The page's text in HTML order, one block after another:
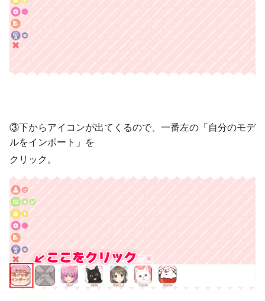
③下からアイコンが出てくるので、一番左の「自分のモデ
ルをインポート」を
クリック。